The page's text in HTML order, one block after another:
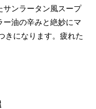
サンラータン風スープ
ー油の辛みと絶妙にマ
きになります。疲れた